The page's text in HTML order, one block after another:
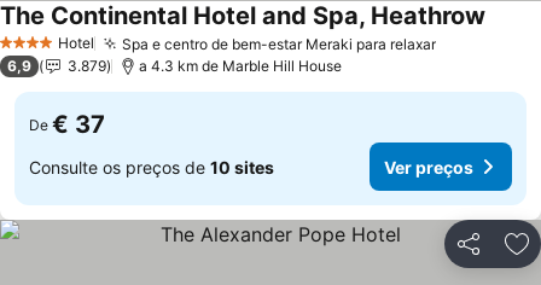
4 EstrelasHotel Spa e centro de bem-estar Meraki para relaxarVer preços
The Continental Hotel and Spa, Heathrow
6,9 3.879 a 4.3 km de Marble Hill House
De € 37
Consulte os preços de 10 sites Ver preços
Partilhar